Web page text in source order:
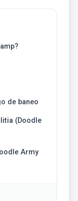
de baneo
(Doodle
Army